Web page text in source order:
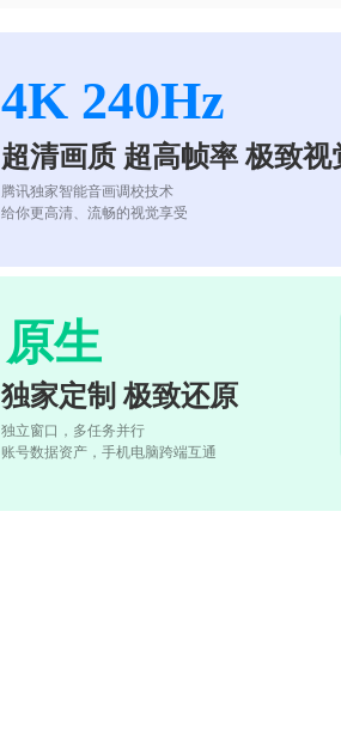
4K 240Hz
超清画质 超高帧率 极致视
腾讯独家智能音画调校技术
给你更高清、流畅的视觉享受
原生
独家定制 极致还原
独立窗口，多任务并行
账号数据资产，手机电脑跨端互通